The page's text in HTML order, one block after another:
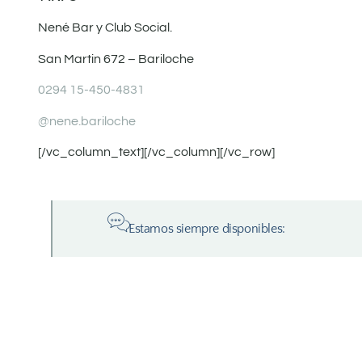
Nené Bar y Club Social.
San Martin 672 – Bariloche
0294 15-450-4831
@nene.bariloche
[/vc_column_text][/vc_column][/vc_row]
Estamos siempre disponibles: